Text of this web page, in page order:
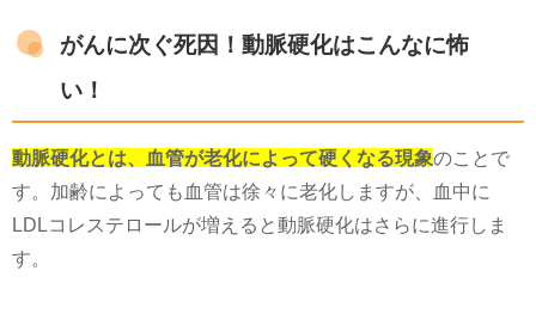
がんに次ぐ死因！動脈硬化はこんなに怖
い！
動脈硬化とは、血管が老化によって硬くなる現象のことで
す。加齢によっても血管は徐々に老化しますが、血中に
LDLコレステロールが増えると動脈硬化はさらに進行しま
す。